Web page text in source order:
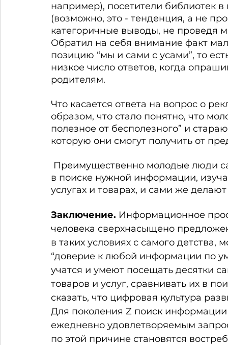
например), посетители библиотек
(возможно, это - тенденция, а не
категоричные выводы, не проведя
Обратил на себя внимание факт
позицию “мы и сами с усами”, то
низкое число ответов, когда
родителям.
Что касается ответа на вопрос о
образом, что стало понятно, что
полезное от бесполезного” и
которую они смогут получить от
в поиске нужной информации,
услугах и товарах, и сами же
Заключение. Информационное
человека сверхнасыщено
в таких условиях с самого
“доверие к любой информации по
учатся и умеют посещать десятки
товаров и услуг, сравнивать их в
сказать, что цифровая культура
Для поколения Z поиск
ежедневно удовлетворяемым
по этой причине становятся